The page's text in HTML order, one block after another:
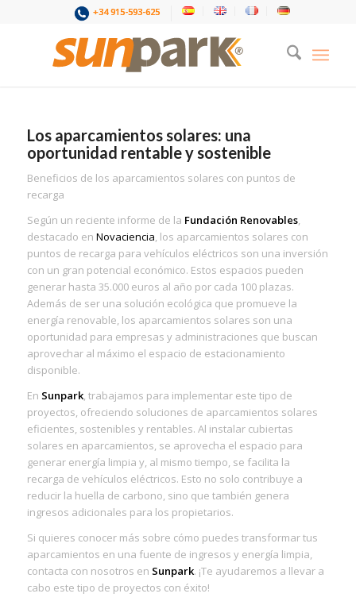
+34 915-593-625
Los aparcamientos solares: una
oportunidad rentable y sostenible
Beneficios de los aparcamientos solares con puntos de
recarga
Según un reciente informe de la Fundación Renovables,
destacado en Novaciencia, los aparcamientos solares con
puntos de recarga para vehículos eléctricos son una inversión
con un gran potencial económico. Estos espacios pueden
generar hasta 35.000 euros al año por cada 100 plazas.
Además de ser una solución ecológica que promueve la
energía renovable, los aparcamientos solares son una
oportunidad para empresas y administraciones que buscan
aprovechar al máximo el espacio de estacionamiento
disponible.
En Sunpark, trabajamos para implementar este tipo de
proyectos, ofreciendo soluciones de aparcamientos solares
eficientes, sostenibles y rentables. Al instalar cubiertas
solares en aparcamientos, se aprovecha el espacio para
generar energía limpia y, al mismo tiempo, se facilita la
recarga de vehículos eléctricos. Esto no solo contribuye a
reducir la huella de carbono, sino que también genera
ingresos adicionales para los propietarios.
Si quieres conocer más sobre cómo puedes transformar tus
aparcamientos en una fuente de ingresos y energía limpia,
contacta con nosotros en Sunpark. ¡Te ayudaremos a llevar a
cabo este tipo de proyectos con éxito!